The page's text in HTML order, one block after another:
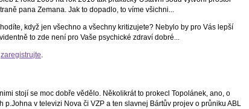
pana Zemana. Jak to dopadlo, to víme všichni...
když jen všechno a všechny kritizujete? Nebylo by pro Vás lepší
to zde není pro Vaše psychické zdraví dobré...
zaregistrujte.
stojí se moc dobře vědělo. Několikrát to prokecl Topolánek, ano, o
p.Johna v televizi Nova či VZP a ten slavnej Bártův projev o průniku ABL